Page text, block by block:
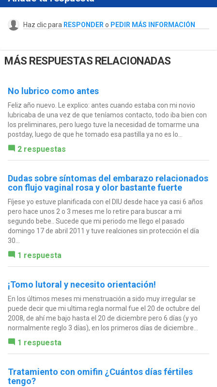
Haz clic para RESPONDER o PEDIR MÁS INFORMACIÓN
MÁS RESPUESTAS RELACIONADAS
No lubrico como antes
Feliz año nuevo. Le explico: antes cuando estaba con mi novio
lubricaba de una vez de que teníamos contacto, todo iba bien con
los preliminares, pero luego tuve la necesidad de tomarme una
postday, luego de que he tomado esa pastilla ya no es lo...
2 respuestas
Dudas sobre síntomas del embarazo relacionados
con flujo vaginal rosa y olor bastante fuerte
Fíjese yo estuve planificada con el DIU desde hace ya casi 6 años
pero hace unos 2 o 3 meses me lo retire para buscar a mi
segundo bebe.. Sucede que mi periodo me llego el pasado
domingo 17 de abril 2011 y tuve realciones sin protección el día
30...
1 respuesta
¡Tomo lutoral y necesito orientación!
En los últimos meses mi menstruación a sido muy irregular se
puede decir que mi ultima regla normal fue el 20 de octubre del
2008, de ahí me bajo hasta el 20 de diciembre pero 6 días (y yo
normalmente reglo 3 días), en los primeros días de diciembre...
1 respuesta
Tratamiento con omifin ¿Cuántos días fértiles
tengo?